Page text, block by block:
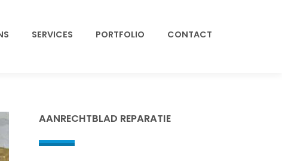
SERVICES PORTFOLIO CONTACT
AANRECHTBLAD REPARATIE